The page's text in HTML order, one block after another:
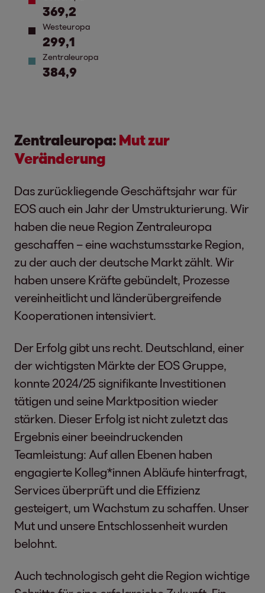
369,2
Westeuropa
299,1
Zentraleuropa
384,9
Zentraleuropa: Mut zur
Veränderung
Das zurückliegende Geschäftsjahr war für
EOS auch ein Jahr der Umstrukturierung. Wir
haben die neue Region Zentraleuropa
geschaffen – eine wachstumsstarke Region,
zu der auch der deutsche Markt zählt. Wir
haben unsere Kräfte gebündelt, Prozesse
vereinheitlicht und länderübergreifende
Kooperationen intensiviert.
Der Erfolg gibt uns recht. Deutschland, einer
der wichtigsten Märkte der EOS Gruppe,
konnte 2024/25 signifikante Investitionen
tätigen und seine Marktposition wieder
stärken. Dieser Erfolg ist nicht zuletzt das
Ergebnis einer beeindruckenden
Teamleistung: Auf allen Ebenen haben
engagierte Kolleg*innen Abläufe hinterfragt,
Services überprüft und die Effizienz
gesteigert, um Wachstum zu schaffen. Unser
Mut und unsere Entschlossenheit wurden
belohnt.
Auch technologisch geht die Region wichtige